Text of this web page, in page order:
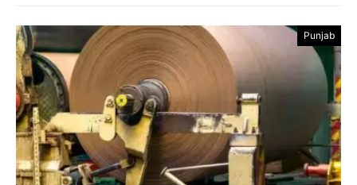
Punjab